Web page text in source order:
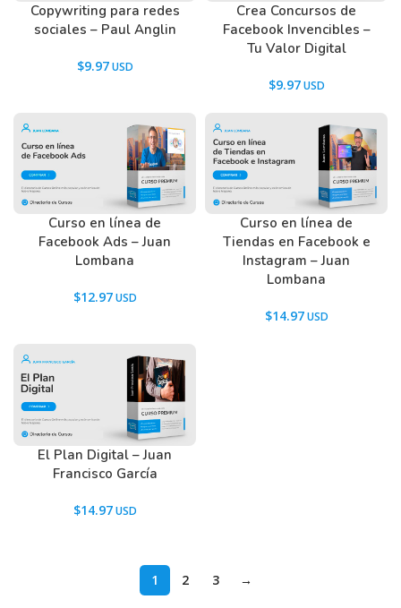
Copywriting para redes
sociales – Paul Anglin
$9.97
Crea Concursos de
Facebook Invencibles –
Tu Valor Digital
$9.97
Curso en línea de
Facebook Ads – Juan
Lombana
$12.97
Curso en línea de
Tiendas en Facebook e
Instagram – Juan
Lombana
$14.97
El Plan Digital – Juan
Francisco García
$14.97
1 2 3 →